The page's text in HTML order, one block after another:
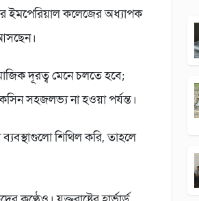
ইমপেরিয়াল কলেজের অধ্যাপক
দূরত্ব মেনে চলতে হবে;
সহজলভ্য না হওয়া পর্যন্ত।
শিথিল করি, তাহলে